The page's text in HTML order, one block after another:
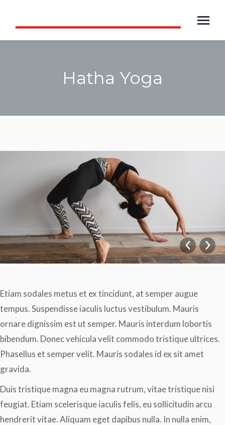
Hatha Yoga
Etiam sodales metus et ex tincidunt, at semper augue
tempus. Suspendisse iaculis luctus vestibulum. Mauris
ornare dignissim est ut semper. Mauris interdum lobortis
bibendum. Donec vehicula velit commodo tristique ultrices.
Phasellus et semper velit. Mauris sodales id ex sit amet
gravida.
Duis tristique magna eu magna rutrum, vitae tristique nisi
feugiat. Etiam scelerisque iaculis felis, eu sollicitudin arcu
hendrerit vitae. Aliquam eget dapibus nulla. In nulla enim,